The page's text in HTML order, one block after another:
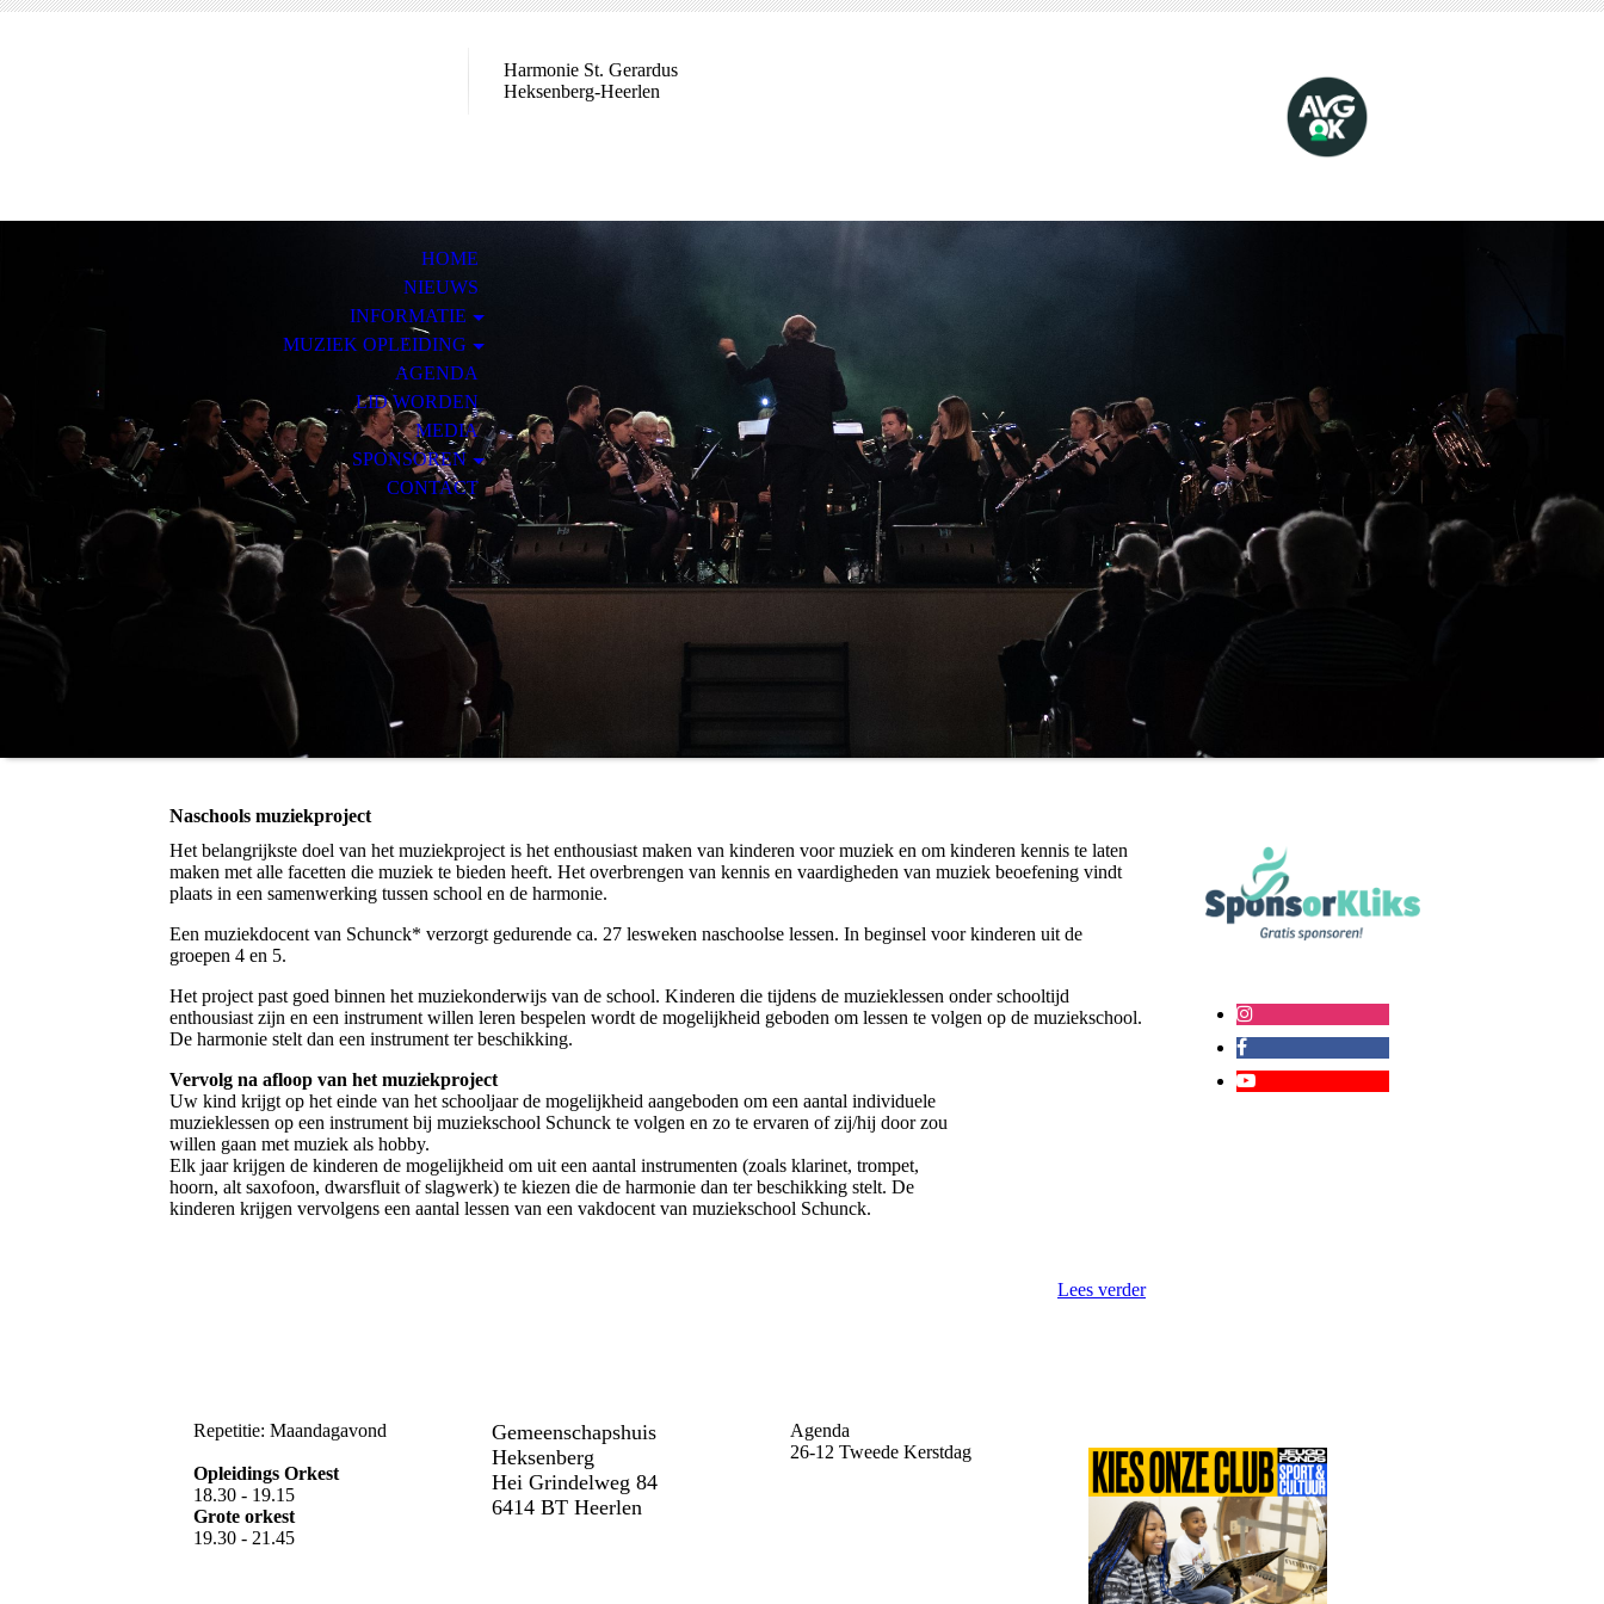
Harmonie St. Gerardus
Heksenberg-Heerlen
HOME
NIEUWS
INFORMATIE
MUZIEK OPLEIDING
AGENDA
LID WORDEN
MEDIA
SPONSOREN
CONTACT
Naschools muziekproject
Het belangrijkste doel van het muziekproject is het enthousiast maken van kinderen voor muziek en om kinderen kennis te laten
maken met alle facetten die muziek te bieden heeft. Het overbrengen van kennis en vaardigheden van muziek beoefening vindt
plaats in een samenwerking tussen school en de harmonie.
Een muziekdocent van Schunck* verzorgt gedurende ca. 27 lesweken naschoolse lessen. In beginsel voor kinderen uit de
groepen 4 en 5.
Het project past goed binnen het muziekonderwijs van de school. Kinderen die tijdens de muzieklessen onder schooltijd
enthousiast zijn en een instrument willen leren bespelen wordt de mogelijkheid geboden om lessen te volgen op de muziekschool.
De harmonie stelt dan een instrument ter beschikking.
Vervolg na afloop van het muziekproject
Uw kind krijgt op het einde van het schooljaar de mogelijkheid aangeboden om een aantal individuele
muzieklessen op een instrument bij muziekschool Schunck te volgen en zo te ervaren of zij/hij door zou
willen gaan met muziek als hobby.
Elk jaar krijgen de kinderen de mogelijkheid om uit een aantal instrumenten (zoals klarinet, trompet,
hoorn, alt saxofoon, dwarsfluit of slagwerk) te kiezen die de harmonie dan ter beschikking stelt. De
kinderen krijgen vervolgens een aantal lessen van een vakdocent van muziekschool Schunck.
Lees verder
Repetitie: Maandagavond
Opleidings Orkest
18.30 - 19.15
Grote orkest
19.30 - 21.45
Gemeenschapshuis
Heksenberg
Hei Grindelweg 84
6414 BT Heerlen
Agenda
26-12 Tweede Kerstdag